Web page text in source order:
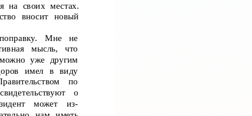
на своих местах.
вносит новый
поправку. Мне
не
мысль,
что
уже другим
имел в виду
по
свидетельствуют
о
может
из-